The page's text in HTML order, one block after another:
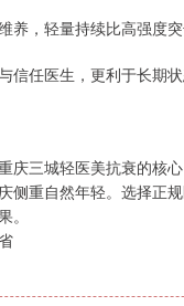
养，轻量持续比高强度突
信任医生，更利于长期状
庆三城轻医美抗衰的核
侧重自然年轻。选择正
。